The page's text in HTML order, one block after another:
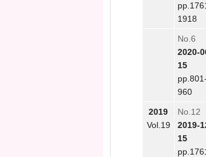
1918
No.6
2020-
15
pp.801-
960
2019
Vol.19
No.12
2019-
15